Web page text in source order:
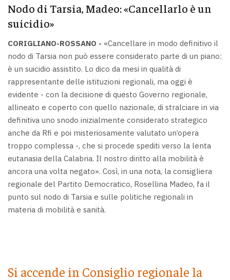
Nodo di Tarsia, Madeo: «Cancellarlo è un
suicidio»
CORIGLIANO-ROSSANO - «Cancellare in modo definitivo il
nodo di Tarsia non può essere considerato parte di un piano:
è un suicidio assistito. Lo dico da mesi in qualità di
rappresentante delle istituzioni regionali, ma oggi è
evidente - con la decisione di questo Governo regionale,
allineato e coperto con quello nazionale, di stralciare in via
definitiva uno snodo inizialmente considerato strategico
anche da Rfi e poi misteriosamente valutato un’opera
troppo complessa -, che si procede spediti verso la lenta
eutanasia della Calabria. Il nostro diritto alla mobilità è
ancora una volta negato». Così, in una nota, la consigliera
regionale del Partito Democratico, Rosellina Madeo, fa il
punto sul nodo di Tarsia e sulle politiche regionali in
materia di mobilità e sanità.
Si accende in Consiglio regionale la